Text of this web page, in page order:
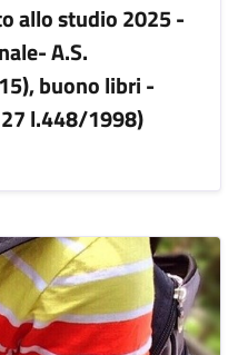
allo studio 2025 -
A.S.
buono libri -
l.448/1998)